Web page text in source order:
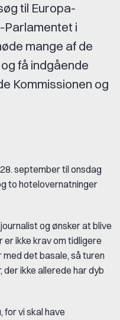
til Europa-
Parlamentet i
mange af de
få indgående
Kommissionen og
september til onsdag
to hotelovernatninger
og ønsker at blive
ikke krav om tidligere
det basale, så turen
ikke allerede har dyb
for vi skal have